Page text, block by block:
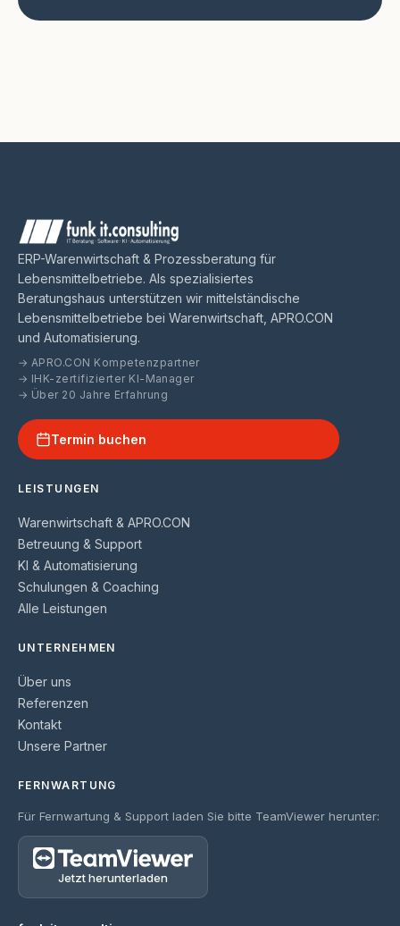
ERP-Warenwirtschaft & Prozessberatung für
Lebensmittelbetriebe. Als spezialisiertes
Beratungshaus unterstützen wir mittelständische
Lebensmittelbetriebe bei Warenwirtschaft, APRO.CON
und Automatisierung.
→ APRO.CON Kompetenzpartner
→ IHK-zertifizierter KI-Manager
→ Über 20 Jahre Erfahrung
Termin buchen
LEISTUNGEN
Warenwirtschaft & APRO.CON
Betreuung & Support
KI & Automatisierung
Schulungen & Coaching
Alle Leistungen
UNTERNEHMEN
Über uns
Referenzen
Kontakt
Unsere Partner
FERNWARTUNG
Für Fernwartung & Support laden Sie bitte TeamViewer herunter:
Jetzt herunterladen